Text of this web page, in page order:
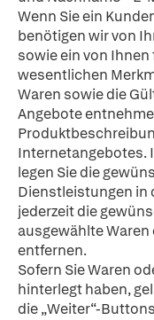
Wenn Sie ein
benötigen wir von
sowie ein von
wesentlichen
Waren sowie die
Angebote
Internetangebotes.
legen Sie die
Dienstleistungen in
jederzeit die
ausgewählte
entfernen.
Sofern Sie Waren
hinterlegt haben,
die „Weiter“-